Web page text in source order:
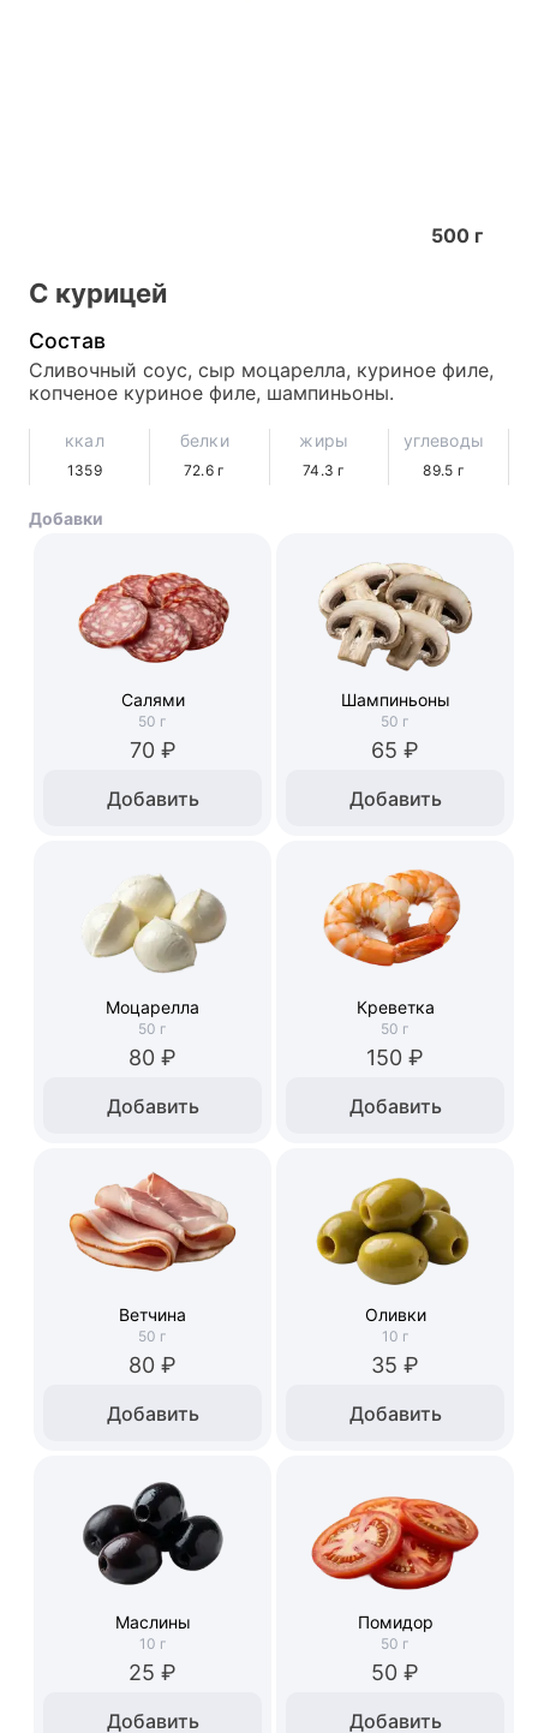
500 г
С курицей
Состав
Сливочный соус, сыр моцарелла, куриное филе,
копченое куриное филе, шампиньоны.
ккал
1359
белки
72.6г
жиры
74.3 г
углеводы
89.5 г
Добавки
Салями
50 г
70 ₽
Добавить
Шампиньоны
50 г
65 ₽
Добавить
Моцарелла
50 г
80 ₽
Добавить
Креветка
50 г
150 ₽
Добавить
Ветчина
50 г
80 ₽
Добавить
Оливки
10 г
35 ₽
Добавить
Маслины
10 г
25 ₽
Добавить
Помидор
50 г
50 ₽
Добавить